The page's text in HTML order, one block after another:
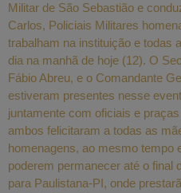
Militar de São Sebastião e
Carlos, Policiais Militares
trabalham na instituição e todas
dia na manhã de hoje (12). O
Fábio Abreu, e o Comandante
estiveram presentes nesse
juntamente com oficiais e
ambos felicitaram a todas as
homenagens, ao mesmo tempo
poderem permanecer até o final
para Paulistana-PI, onde